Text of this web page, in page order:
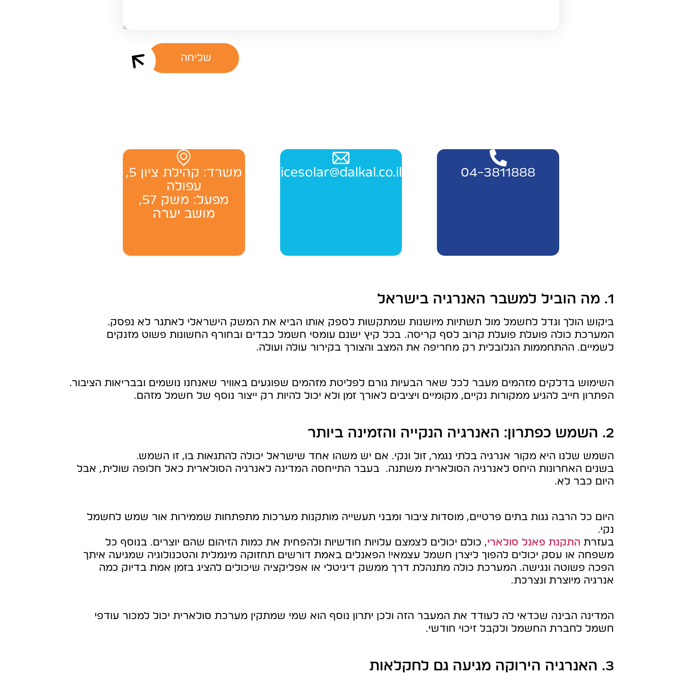
שליחה
04-3811888
Officesolar@dalkal.co.il
משרד: ‬קהילת ציון 5,
עפולה
מפעל: משק 57,
מושב יערה
1. מה הוביל למשבר האנרגיה בישראל
ביקוש הולך וגדל לחשמל מול תשתיות מיושנות שמתקשות לספק אותו הביא את המשק הישראלי לאתגר לא נפסק.
המערכת כולה פועלת פועלת קרוב לסף קריסה. בכל קיץ ישנם עומסי חשמל כבדים ובחורף החשונות פשוט מזנקים
לשמיים. ההתחממות הגלובלית רק מחריפה את המצב והצורך בקירור עולה ועולה.
השימוש בדלקים מזהמים מעבר לכל שאר הבעיות גורם לפליטת מזהמים שפוגעים באוויר שאנחנו נושמים ובבריאות הציבור.
הפתרון חייב להגיע ממקורות נקיים, מקומיים ויציבים לאורך זמן ולא יכול להיות רק ייצור נוסף של חשמל מזהם.
2. השמש כפתרון: האנרגיה הנקייה והזמינה ביותר
השמש שלנו היא מקור אנרגיה בלתי נגמר, זול ונקי. אם יש משהו אחד שישראל יכולה להתגאות בו, זו השמש.
בשנים האחרונות היחס לאנרגיה הסולארית משתנה. בעבר התייחסה המדינה לאנרגיה הסולארית כאל חלופה שולית, אבל
היום כבר לא.
היום כל הרבה גגות בתים פרטיים, מוסדות ציבור ומבני תעשייה מותקנות מערכות מתפתחות שממירות אור שמש לחשמל
נקי.
בעזרת התקנת פאנל סולארי, כולם יכולים לצמצם עלויות חודשיות ולהפחית את כמות הזיהום שהם יוצרים. בנוסף כל
משפחה או עסק יכולים להפוך ליצרן חשמל עצמאי! הפאנלים באמת דורשים תחזוקה מינמלית והטכנולוגיה שמגיעה איתך
הפכה פשוטה ונגישה. המערכת כולה מתנהלת דרך ממשק דיגיטלי או אפליקציה שיכולים להציג בזמן אמת בדיוק כמה
אנרגיה מיוצרת ונצרכת.
המדינה הבינה שכדאי לה לעודד את המעבר הזה ולכן יתרון נוסף הוא שמי שמתקין מערכת סולארית יכול למכור עודפי
חשמל לחברת החשמל ולקבל זיכוי חודשי.
3. האנרגיה הירוקה מגיעה גם לחקלאות